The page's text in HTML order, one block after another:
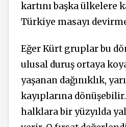
kartını başka ülkelere
Türkiye masayı
Eğer Kürt gruplar bu
ulusal duruş ortaya
yaşanan dağınıklık,
kayıplarına
halklara bir yüzyılda